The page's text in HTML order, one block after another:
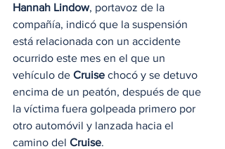
Hannah Lindow, portavoz de la
compañía, indicó que la suspensión
está relacionada con un accidente
ocurrido este mes en el que un
vehículo de Cruise chocó y se detuvo
encima de un peatón, después de que
la víctima fuera golpeada primero por
otro automóvil y lanzada hacia el
camino del Cruise.